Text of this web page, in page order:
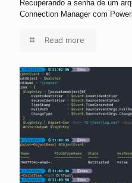
Recuperando a senha de um
Connection Manager com
Read more